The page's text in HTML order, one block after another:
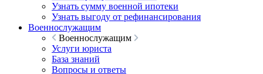
Узнать сумму военной ипотеки
Узнать выгоду от рефинансирования
Военнослужащим
Военнослужащим
Услуги юриста
База знаний
Вопросы и ответы